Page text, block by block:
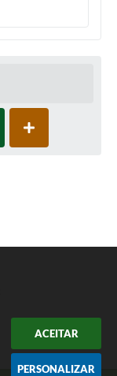
ACEITAR
PERSONALIZAR